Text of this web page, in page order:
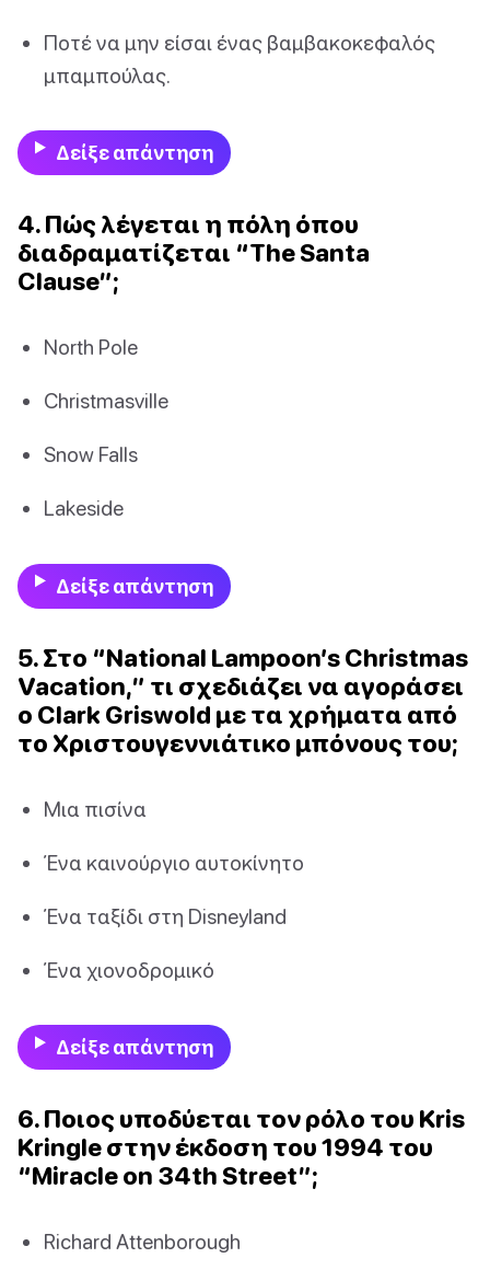
Ποτέ να μην είσαι ένας βαμβακοκεφαλός
μπαμπούλας.
Δείξε απάντηση
4. Πώς λέγεται η πόλη όπου
διαδραματίζεται “The Santa
Clause”;
North Pole
Christmasville
Snow Falls
Lakeside
Δείξε απάντηση
5. Στο “National Lampoon’s Christmas
Vacation,” τι σχεδιάζει να αγοράσει
ο Clark Griswold με τα χρήματα από
το Χριστουγεννιάτικο μπόνους του;
Μια πισίνα
Ένα καινούργιο αυτοκίνητο
Ένα ταξίδι στη Disneyland
Ένα χιονοδρομικό
Δείξε απάντηση
6. Ποιος υποδύεται τον ρόλο του Kris
Kringle στην έκδοση του 1994 του
“Miracle on 34th Street”;
Richard Attenborough